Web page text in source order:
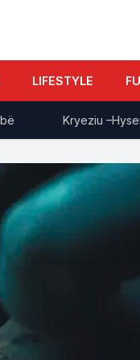
LIFESTYLE
Kryeziu –Hyseni: